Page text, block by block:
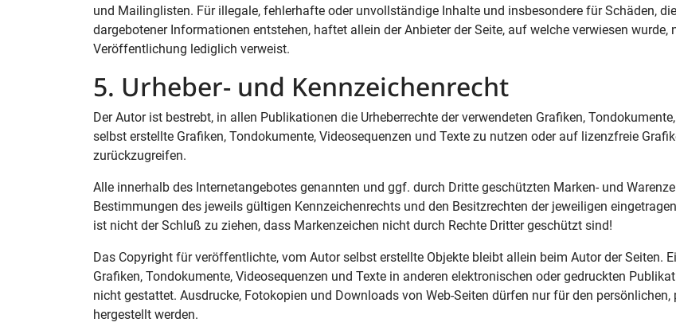
und Mailinglisten. Für illegale, fehlerhafte oder unvollständige Inhalte und insbesondere für Schäden,
dargebotener Informationen entstehen, haftet allein der Anbieter der Seite, auf welche verwiesen
Veröffentlichung lediglich verweist.
5. Urheber- und Kennzeichenrecht
Der Autor ist bestrebt, in allen Publikationen die Urheberrechte der verwendeten Grafiken,
selbst erstellte Grafiken, Tondokumente, Videosequenzen und Texte zu nutzen oder auf lizenzfreie
zurückzugreifen.
Alle innerhalb des Internetangebotes genannten und ggf. durch Dritte geschützten Marken- und
Bestimmungen des jeweils gültigen Kennzeichenrechts und den Besitzrechten der jeweiligen
ist nicht der Schluß zu ziehen, dass Markenzeichen nicht durch Rechte Dritter geschützt sind!
Das Copyright für veröffentlichte, vom Autor selbst erstellte Objekte bleibt allein beim Autor der Seiten.
Grafiken, Tondokumente, Videosequenzen und Texte in anderen elektronischen oder gedruckten
nicht gestattet. Ausdrucke, Fotokopien und Downloads von Web-Seiten dürfen nur für den
hergestellt werden.